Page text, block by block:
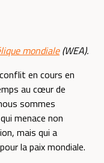
mondiale(WEA).
en cours en
au cœur de
sommes
menace non
mais qui a
la paix mondiale.